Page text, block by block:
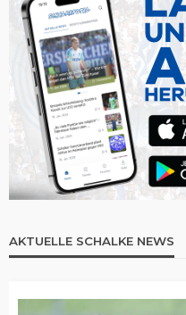
AKTUELLE SCHALKE NEWS